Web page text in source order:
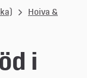
Hoiva &
i